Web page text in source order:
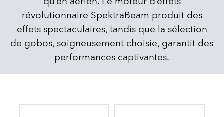
révolutionnaire SpektraBeam produit des
effets spectaculaires, tandis que la sélection
de gobos, soigneusement choisie, garantit des
performances captivantes.